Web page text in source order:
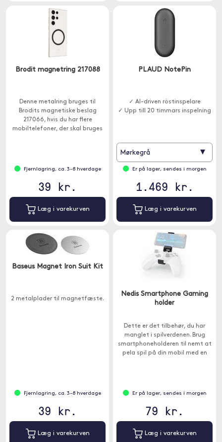
Brodit magnetring 217088
Denne metalring bruges til
Brodits magnetiske beslag
217066, hvis du har flere
mobiltelefoner, der skal bruges
Fjernlagring, ca. 3-8 hverdage
39 kr.
Læg i varekurven
PLAUD NotePin
✓ AI-driven röstinspelare
✓ Upp till 20 timmars inspelning
Mørkegrå ▾
Er på lager, sendes i morgen
1.469 kr.
Læg i varekurven
Baseus Magnet Iron Suit Kit
2 metalplader til magnetfæste.
Fjernlagring, ca. 3-8 hverdage
39 kr.
Læg i varekurven
Nedis Smartphone Gaming
holder
Dette er det tilbehør, du har
manglet i spilverdenen. Brug
smartphoneholderen til nemt at
pela spil på din mobil med en
Er på lager, sendes i morgen
79 kr.
Læg i varekurven